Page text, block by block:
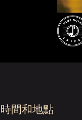
時間和地點